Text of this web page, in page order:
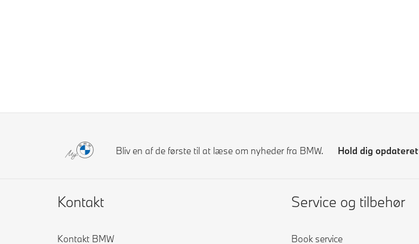
Bliv en af de første til at læse om nyheder fra BMW. Hold dig opdateret
Kontakt
Kontakt BMW
Service og tilbehør
Book service